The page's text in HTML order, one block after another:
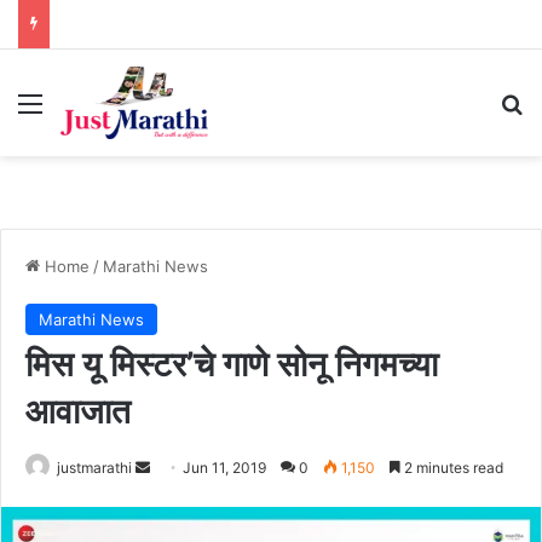
Menu
Home / Marathi News
Marathi News
मिस यू मिस्टर’चे गाणे सोनू निगमच्या
आवाजात
justmarathi
n
Jun 11, 2019 0 1,150 2 minutes read